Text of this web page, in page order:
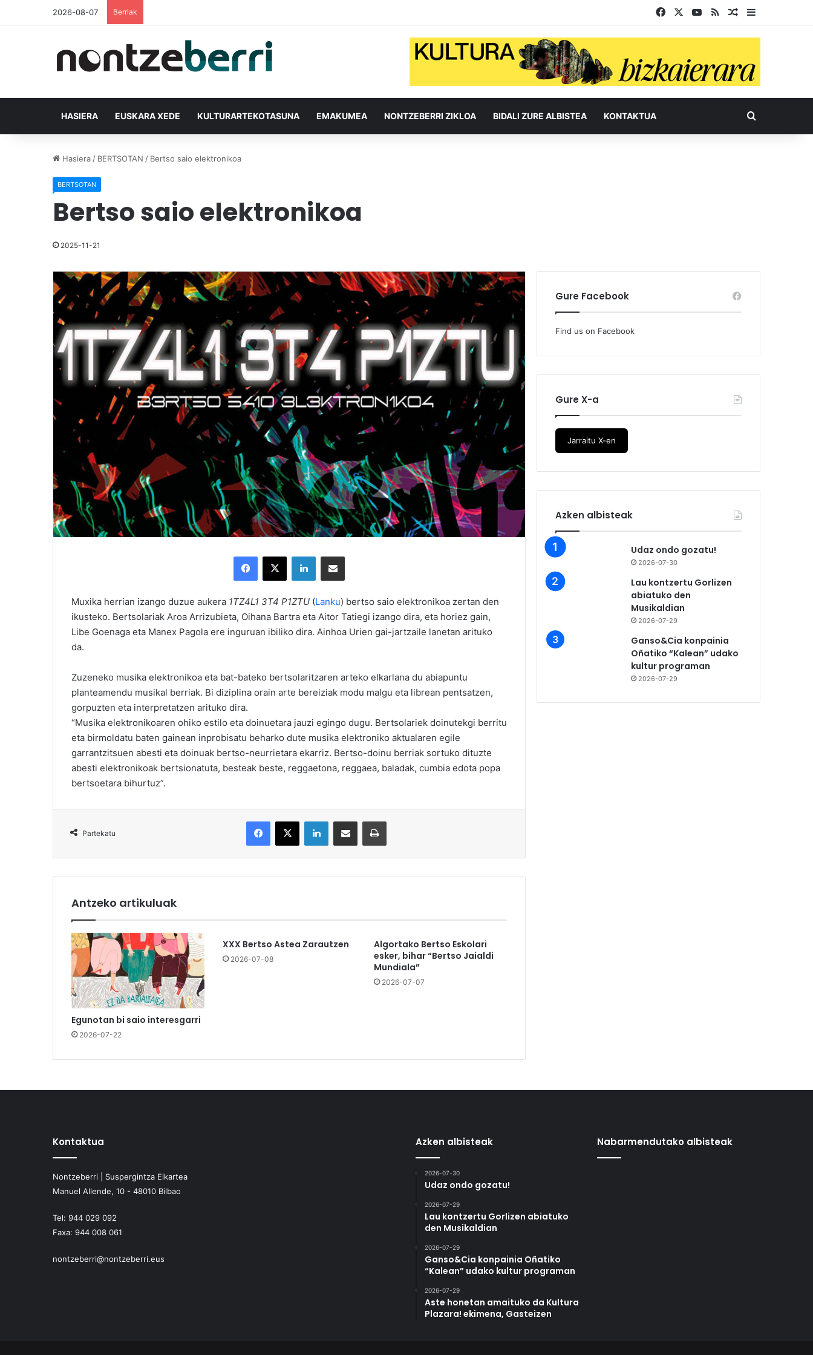
2026-08-07 Berriak Facebook YouTube
RSS Ausazko
HASIERA EUSKARA XEDE KULTURARTEKOTASUNA EMAKUMEA NONTZEBERRI ZIKLOA BIDALI ZURE ALBISTEA KONTAKTUA Bilatu
Hasiera / BERTSOTAN / Bertso saio elektronikoa
BERTSOTAN
Bertso saio elektronikoa
2025-11-21
Muxika herrian izango duzue aukera 1TZ4L1 3T4 P1ZTU (Lanku) bertso saio elektronikoa zertan den
ikusteko. Bertsolariak Aroa Arrizubieta, Oihana Bartra eta Aitor Tatiegi izango dira, eta horiez gain,
Libe Goenaga eta Manex Pagola ere inguruan ibiliko dira. Ainhoa Urien gai-jartzaile lanetan arituko
da.
Zuzeneko musika elektronikoa eta bat-bateko bertsolaritzaren arteko elkarlana du abiapuntu
planteamendu musikal berriak. Bi diziplina orain arte bereiziak modu malgu eta librean pentsatzen,
gorpuzten eta interpretatzen arituko dira.
“Musika elektronikoaren ohiko estilo eta doinuetara jauzi egingo dugu. Bertsolariek doinutekgi berritu
eta birmoldatu baten gainean inprobisatu beharko dute musika elektroniko aktualaren egile
garrantzitsuen abesti eta doinuak bertso-neurrietara ekarriz. Bertso-doinu berriak sortuko dituzte
abesti elektronikoak bertsionatuta, besteak beste, reggaetona, reggaea, baladak, cumbia edota popa
bertsoetara bihurtuz”.
Partekatu
Antzeko artikuluak
Egunotan bi saio interesgarri
2026-07-22
XXX Bertso Astea Zarautzen
2026-07-08
Algortako Bertso Eskolari
esker, bihar “Bertso Jaialdi
Mundiala”
2026-07-07
Gure Facebook
Find us on Facebook
Gure X-a
Jarraitu X-en
Azken albisteak
Udaz ondo gozatu!
2026-07-30
Lau kontzertu Gorlizen
abiatuko den
Musikaldian
2026-07-29
Ganso&Cia konpainia
Oñatiko “Kalean” udako
kultur programan
2026-07-29
Kontaktua
Nontzeberri | Suspergintza Elkartea
Manuel Allende, 10 - 48010 Bilbao
Tel: 944 029 092
Faxa: 944 008 061
nontzeberri@nontzeberri.eus
Azken albisteak
2026-07-30
Udaz ondo gozatu!
2026-07-29
Lau kontzertu Gorlizen abiatuko
den Musikaldian
2026-07-29
Ganso&Cia konpainia Oñatiko
“Kalean” udako kultur programan
2026-07-29
Aste honetan amaituko da Kultura
Plazara! ekimena, Gasteizen
Nabarmendutako albisteak